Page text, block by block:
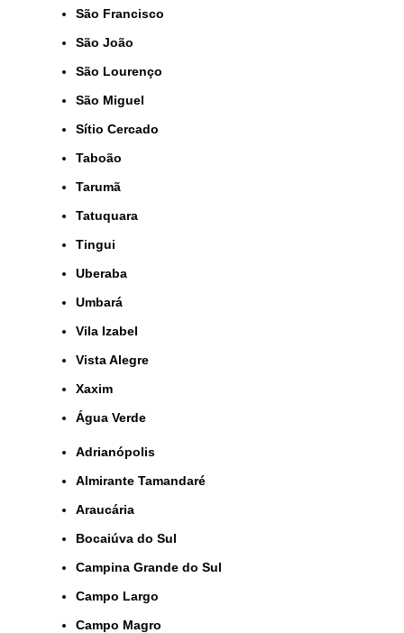
São Francisco
São João
São Lourenço
São Miguel
Sítio Cercado
Taboão
Tarumã
Tatuquara
Tingui
Uberaba
Umbará
Vila Izabel
Vista Alegre
Xaxim
Água Verde
Adrianópolis
Almirante Tamandaré
Araucária
Bocaiúva do Sul
Campina Grande do Sul
Campo Largo
Campo Magro